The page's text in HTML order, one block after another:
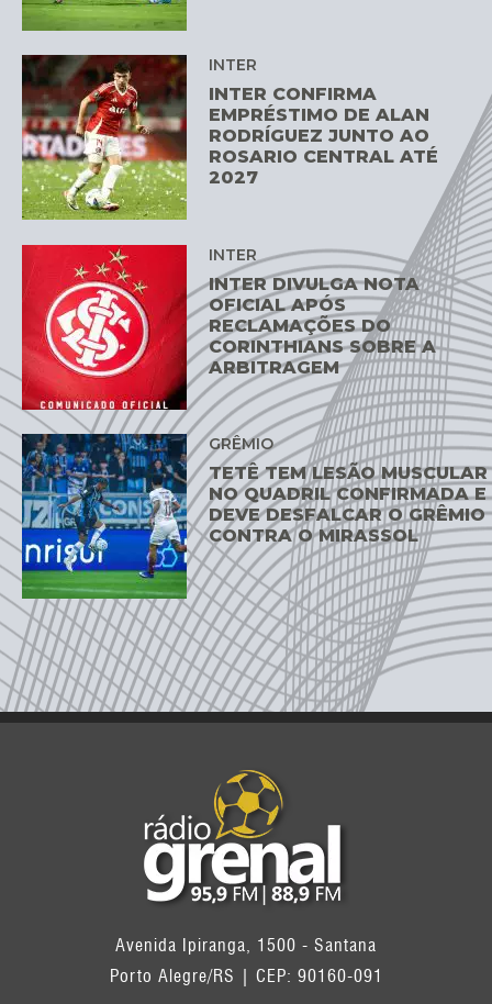
INTER
INTER CONFIRMA
EMPRÉSTIMO DE ALAN
RODRÍGUEZ JUNTO AO
ROSARIO CENTRAL ATÉ
2027
INTER
INTER DIVULGA NOTA
OFICIAL APÓS
RECLAMAÇÕES DO
CORINTHIANS SOBRE A
ARBITRAGEM
GRÊMIO
TETÊ TEM LESÃO MUSCULAR
NO QUADRIL CONFIRMADA E
DEVE DESFALCAR O GRÊMIO
CONTRA O MIRASSOL
Avenida Ipiranga, 1500 - Santana
Porto Alegre/RS | CEP: 90160-091